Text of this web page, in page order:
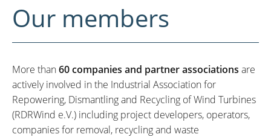
Our members
More than60 companies and partner associations are
actively involved in the Industrial Association for
Repowering, Dismantling and Recycling of Wind Turbines
(RDRWind e.V.) including project developers, operators,
companies for removal, recycling and waste